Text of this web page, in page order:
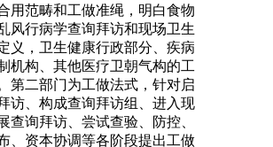
用范畴和工做准绳，明白食物
风行病学查询拜访和现场卫生
义，卫生健康行政部分、疾病
机构、其他医疗卫朝气构的工
第二部门为工做法式，针对启
访、构成查询拜访组、进入现
查询拜访、尝试查验、防控、
、资本协调等各阶段提出工做